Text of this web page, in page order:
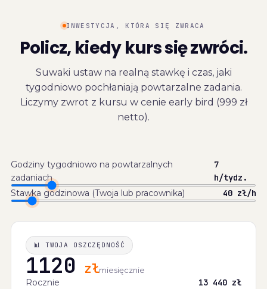
INWESTYCJA, KTÓRA SIĘ ZWRACA
Policz, kiedy kurs się zwróci.
Suwaki ustaw na realną stawkę i czas, jaki
tygodniowo pochłaniają powtarzalne zadania.
Liczymy zwrot z kursu w cenie early bird (999 zł
netto).
Godziny tygodniowo na powtarzalnych
zadaniach
7
h/tydz.
Stawka godzinowa (Twoja lub pracownika)
40 zł/h
📊 TWOJA OSZCZĘDNOŚĆ
1120 złmiesięcznie
Rocznie 13 440 zł